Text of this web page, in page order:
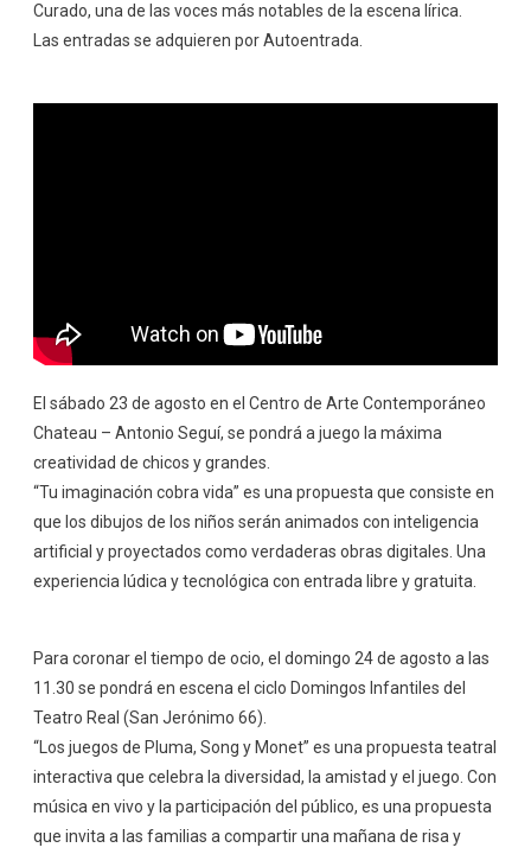
Curado, una de las voces más notables de la escena lírica.
Las entradas se adquieren por Autoentrada.
El sábado 23 de agosto en el Centro de Arte Contemporáneo
Chateau – Antonio Seguí, se pondrá a juego la máxima
creatividad de chicos y grandes.
“Tu imaginación cobra vida” es una propuesta que consiste en
que los dibujos de los niños serán animados con inteligencia
artificial y proyectados como verdaderas obras digitales. Una
experiencia lúdica y tecnológica con entrada libre y gratuita.
Para coronar el tiempo de ocio, el domingo 24 de agosto a las
11.30 se pondrá en escena el ciclo Domingos Infantiles del
Teatro Real (San Jerónimo 66).
“Los juegos de Pluma, Song y Monet” es una propuesta teatral
interactiva que celebra la diversidad, la amistad y el juego. Con
música en vivo y la participación del público, es una propuesta
que invita a las familias a compartir una mañana de risa y